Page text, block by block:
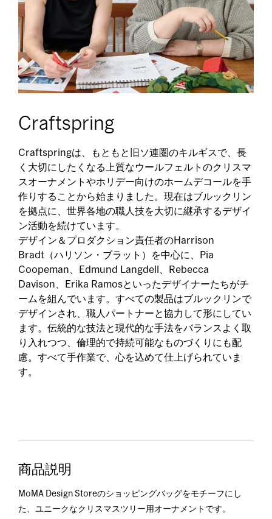
Craftspring
Craftspringは、もともと旧ソ連圏のキルギスで、長
く大切にしたくなる上質なウールフェルトのクリスマ
スオーナメントやホリデー向けのホームデコールを手
作りすることから始まりました。現在はブルックリン
を拠点に、世界各地の職人技を大切に継承するデザイ
ン活動を続けています。
デザイン＆プロダクション責任者のHarrison
Bradt（ハリソン・ブラット）を中心に、Pia
Coopeman、Edmund Langdell、Rebecca
Davison、Erika Ramosといったデザイナーたちがチ
ームを組んでいます。すべての製品はブルックリンで
デザインされ、職人パートナーと協力して形にしてい
ます。伝統的な技法と現代的な手法をバランスよく取
り入れつつ、倫理的で持続可能なものづくりにも配
慮。すべて手作業で、心を込めて仕上げられていま
す。
商品説明
MoMA Design Storeのショッピングバッグをモチーフにし
た、ユニークなクリスマスツリー用オーナメントです。